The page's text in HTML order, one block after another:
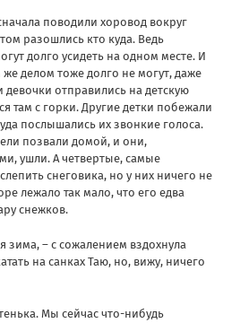
поводили хоровод вокруг
разошлись кто куда. Ведь
долго усидеть на одном месте. И
делом тоже долго не могут, даже
отправились на детскую
там с горки. Другие детки побежали
послышались их звонкие голоса.
позвали домой, и они,
ушли. А четвертые, самые
снеговика, но у них ничего не
лежало так мало, что его едва
снежков.
зима, – с сожалением вздохнула
на санках Таю, но, вижу, ничего
Мы сейчас что-нибудь